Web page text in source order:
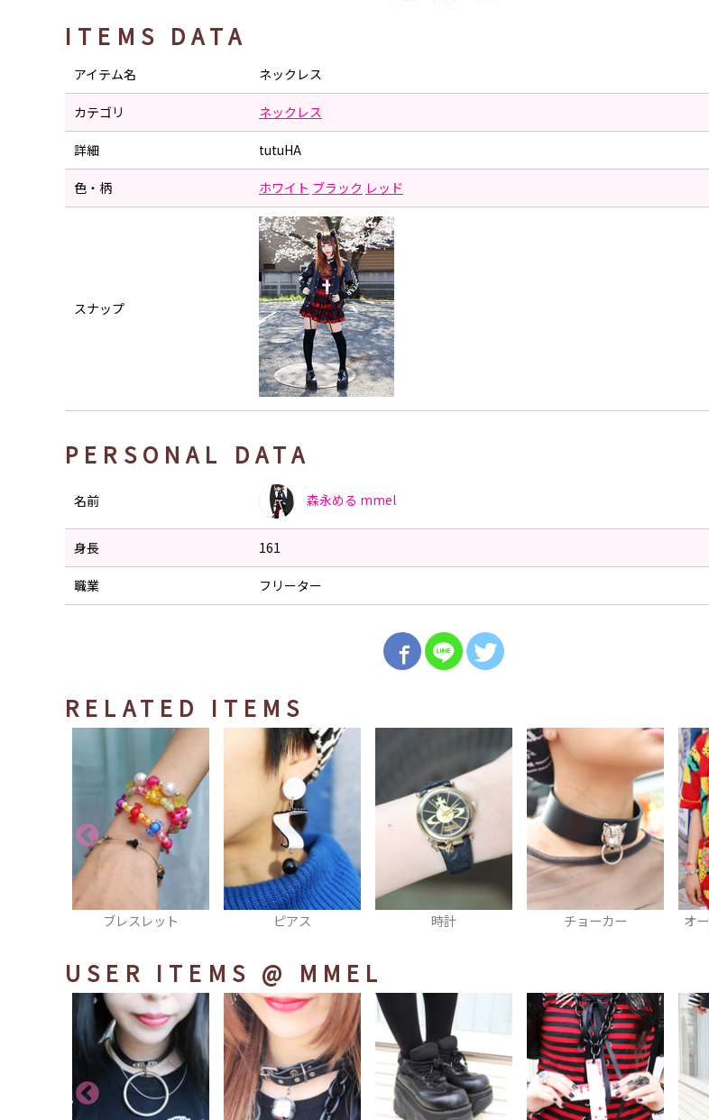
ITEMS DATA
アイテム名 ネックレス
カテゴリ ネックレス
詳細 tutuHA
色・柄 ホワイト ブラック レッド
スナップ
PERSONAL DATA
名前 森永める mmel
身長 161
職業 フリーター
RELATED ITEMS
ピアス 時計 チョーカー オーガンジーDOLLYド
レス
USER ITEMS @ MMEL